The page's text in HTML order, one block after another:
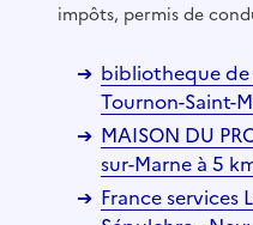
impôts, permis de
bibliotheque
Tournon-Saint-
MAISON DU
sur-Marne à 5
France services